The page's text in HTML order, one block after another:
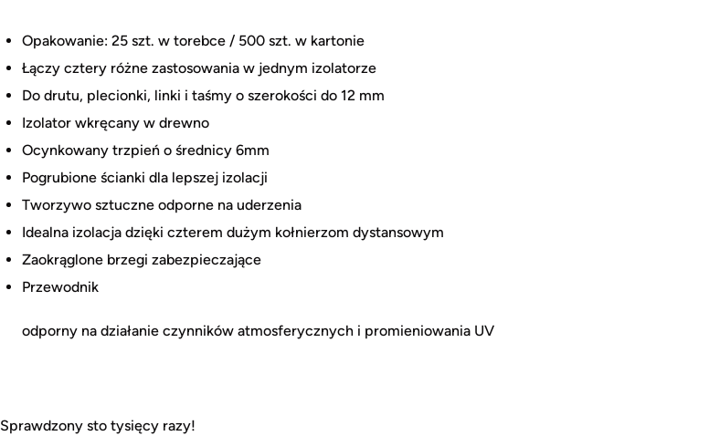
Opakowanie: 25 szt. w torebce / 500 szt. w kartonie
Łączy cztery różne zastosowania w jednym izolatorze
Do drutu, plecionki, linki i taśmy o szerokości do 12 mm
Izolator wkręcany w drewno
Ocynkowany trzpień o średnicy 6mm
Pogrubione ścianki dla lepszej izolacji
Tworzywo sztuczne odporne na uderzenia
Idealna izolacja dzięki czterem dużym kołnierzom dystansowym
Zaokrąglone brzegi zabezpieczające
Przewodnik
odporny na działanie czynników atmosferycznych i promieniowania UV
Sprawdzony sto tysięcy razy!